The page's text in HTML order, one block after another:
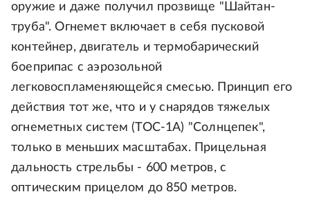
оружие и даже получил прозвище "Шайтан-
труба". Огнемет включает в себя пусковой
контейнер, двигатель и термобарический
боеприпас с аэрозольной
легковоспламеняющейся смесью. Принцип его
действия тот же, что и у снарядов тяжелых
огнеметных систем (ТОС-1А) "Солнцепек",
только в меньших масштабах. Прицельная
дальность стрельбы - 600 метров, с
оптическим прицелом до 850 метров.